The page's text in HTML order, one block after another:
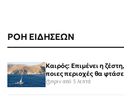
ΡΟΗ ΕΙΔΗΣΕΩΝ
Καιρός: Επιμένει η
ποιες περιοχές θα
πριν από 5 λεπτά